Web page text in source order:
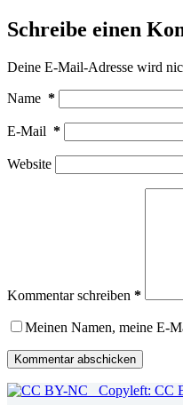
Schreibe einen
Deine E-Mail-Adresse wird
Name *
E-Mail *
Website
Kommentar schreiben *
Meinen Namen, meine E-
Kommentar abschicken
Copyleft: CC